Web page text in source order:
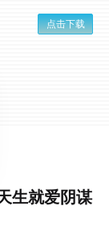
点击下载
生就爱阴谋